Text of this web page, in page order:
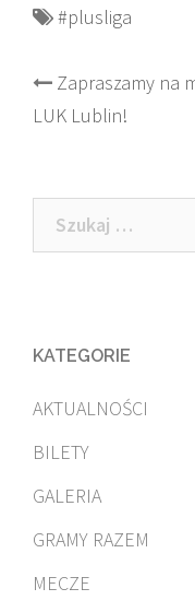
#plusliga
Post
Zapraszamy na
LUK Lublin!
Szukaj:
KATEGORIE
AKTUALNOŚCI
BILETY
GALERIA
GRAMY RAZEM
MECZE